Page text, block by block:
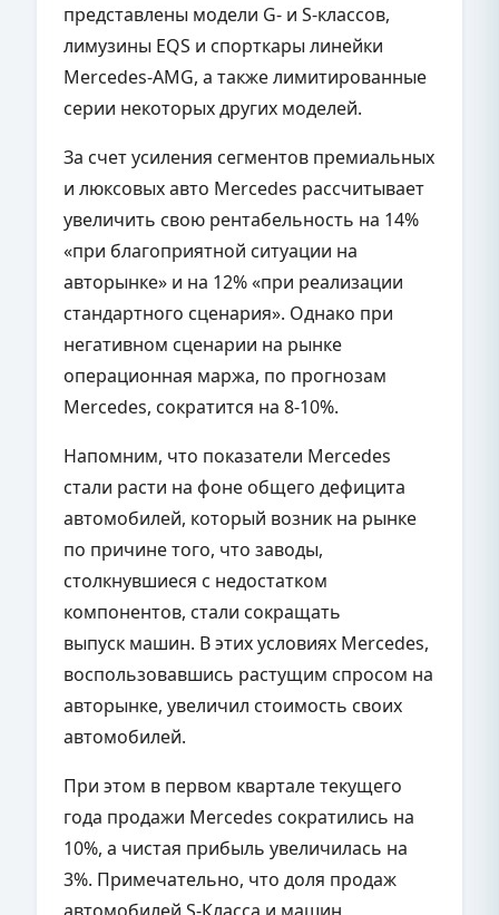
представлены модели G- и S-классов,
лимузины EQS и спорткары линейки
Mercedes-AMG, а также лимитированные
серии некоторых других моделей.
За счет усиления сегментов премиальных
и люксовых авто Mercedes рассчитывает
увеличить свою рентабельность на 14%
«при благоприятной ситуации на
авторынке» и на 12% «при реализации
стандартного сценария». Однако при
негативном сценарии на рынке
операционная маржа, по прогнозам
Mercedes, сократится на 8-10%.
Напомним, что показатели Mercedes
стали расти на фоне общего дефицита
автомобилей, который возник на рынке
по причине того, что заводы,
столкнувшиеся с недостатком
компонентов, стали сокращать
выпуск машин. В этих условиях Mercedes,
воспользовавшись растущим спросом на
авторынке, увеличил стоимость своих
автомобилей.
При этом в первом квартале текущего
года продажи Mercedes сократились на
10%, а чистая прибыль увеличилась на
3%. Примечательно, что доля продаж